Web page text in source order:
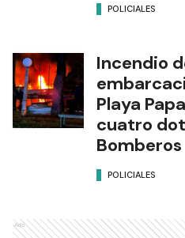
POLICIALES
Incendio
Playa
cuatro
Bomberos
POLICIALES
Ads